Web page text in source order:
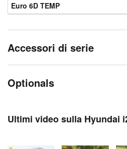
Euro 6D TEMP
Accessori di serie
Optionals
Ultimi video sulla Hyundai